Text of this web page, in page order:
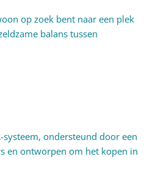
op zoek bent naar een plek
balans tussen
systeem, ondersteund door een
en ontworpen om het kopen in